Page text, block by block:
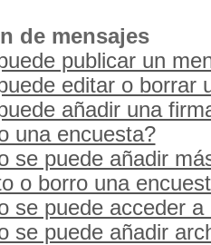
de mensajes
publicar un
editar o borrar
añadir una
una encuesta?
se puede añadir
o borro una
se puede acceder a
se puede añadir